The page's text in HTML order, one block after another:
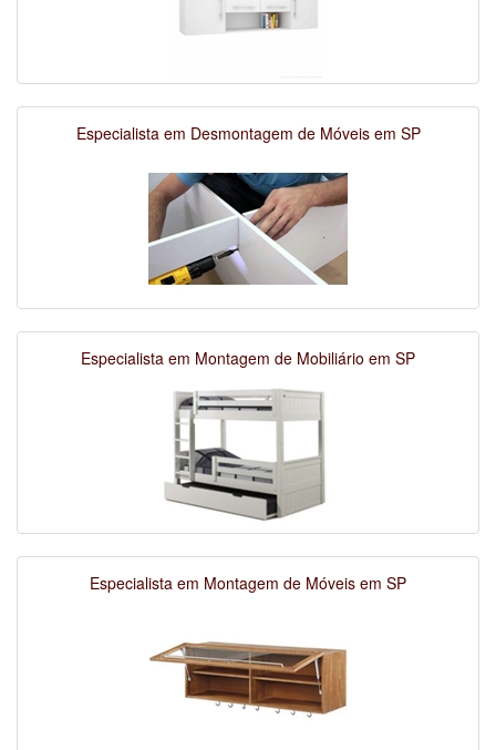
Especialista em Desmontagem de Móveis em SP
Especialista em Montagem de Mobiliário em SP
Especialista em Montagem de Móveis em SP